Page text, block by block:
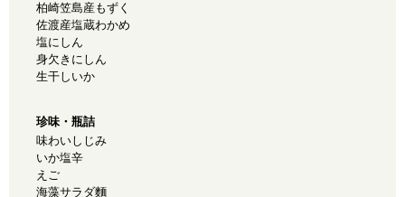
柏崎笠島産もずく
佐渡産塩蔵わかめ
塩にしん
身欠きにしん
生干しいか
珍味・瓶詰
味わいしじみ
いか塩辛
えご
海藻サラダ麵